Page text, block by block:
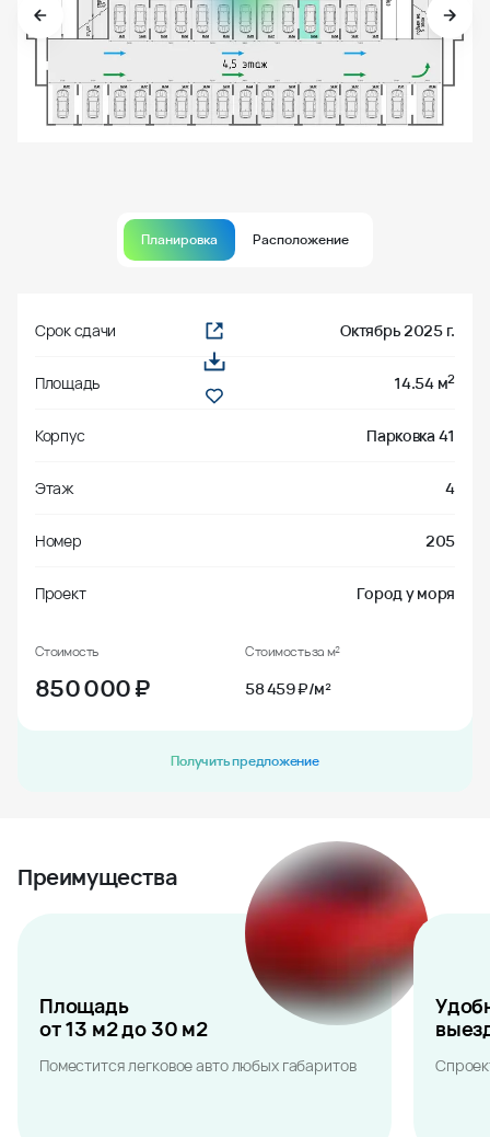
Планировка Расположение
Срок сдачи Октябрь 2025 г.
Площадь 14.54 м2
Корпус Парковка 41
Этаж 4
Номер 205
Проект Город у моря
Стоимость
850 000₽
Стоимость за м²
58 459 ₽/м²
Получить предложение
Преимущества
Площадь
от 13 м2 до 30 м2
Поместится легковое авто любых габаритов